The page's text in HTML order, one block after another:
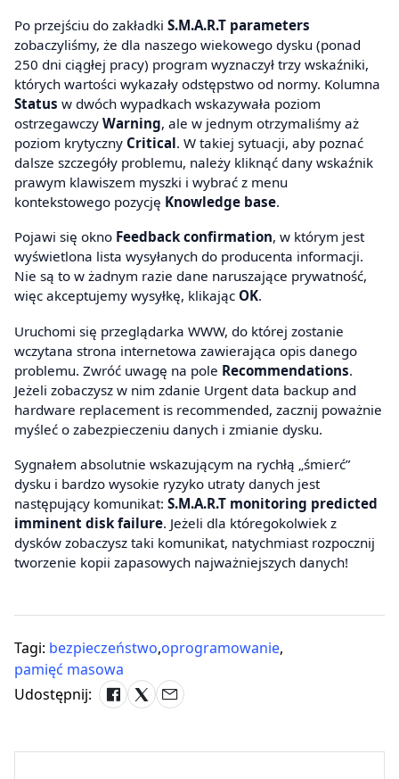
Po przejściu do zakładki S.M.A.R.T parameters
zobaczyliśmy, że dla naszego wiekowego dysku (ponad
250 dni ciągłej pracy) program wyznaczył trzy wskaźniki,
których wartości wykazały odstępstwo od normy. Kolumna
Status w dwóch wypadkach wskazywała poziom
ostrzegawczy Warning, ale w jednym otrzymaliśmy aż
poziom krytyczny Critical. W takiej sytuacji, aby poznać
dalsze szczegóły problemu, należy kliknąć dany wskaźnik
prawym klawiszem myszki i wybrać z menu
kontekstowego pozycję Knowledge base.
Pojawi się okno Feedback confirmation, w którym jest
wyświetlona lista wysyłanych do producenta informacji.
Nie są to w żadnym razie dane naruszające prywatność,
więc akceptujemy wysyłkę, klikając OK.
Uruchomi się przeglądarka WWW, do której zostanie
wczytana strona internetowa zawierająca opis danego
problemu. Zwróć uwagę na pole Recommendations.
Jeżeli zobaczysz w nim zdanie Urgent data backup and
hardware replacement is recommended, zacznij poważnie
myśleć o zabezpieczeniu danych i zmianie dysku.
Sygnałem absolutnie wskazującym na rychłą „śmierć”
dysku i bardzo wysokie ryzyko utraty danych jest
następujący komunikat: S.M.A.R.T monitoring predicted
imminent disk failure. Jeżeli dla któregokolwiek z
dysków zobaczysz taki komunikat, natychmiast rozpocznij
tworzenie kopii zapasowych najważniejszych danych!
Tagi: bezpieczeństwo,oprogramowanie,
pamięć masowa
Udostępnij: